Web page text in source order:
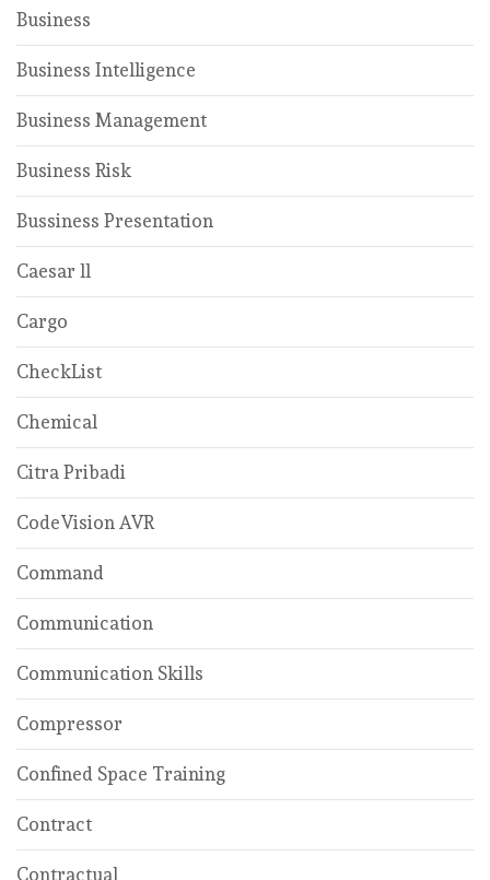
Business
Business Intelligence
Business Management
Business Risk
Bussiness Presentation
Caesar ll
Cargo
CheckList
Chemical
Citra Pribadi
CodeVision AVR
Command
Communication
Communication Skills
Compressor
Confined Space Training
Contract
Contractual